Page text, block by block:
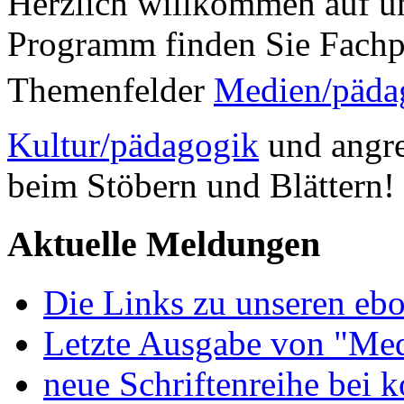
Programm finden Sie
Themenfelder Medien/
Kultur/pädagogik und
beim Stöbern und Blättern!
Aktuelle Meldungen
Die Links zu unseren
Letzte Ausgabe von
neue Schriftenreihe bei